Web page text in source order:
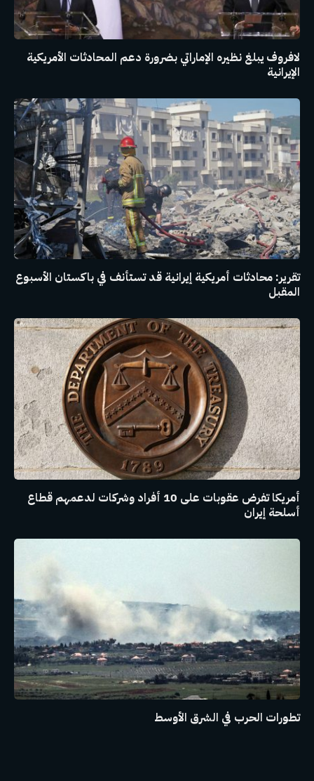
لافروف يبلغ نظيره الإماراتي بضرورة دعم المحادثات الأمريكية
الإيرانية
تقرير: محادثات أمريكية إيرانية قد تستأنف في باكستان الأسبوع
المقبل
أمريكا تفرض عقوبات على 10 أفراد وشركات لدعمهم قطاع
أسلحة إيران
تطورات الحرب في الشرق الأوسط